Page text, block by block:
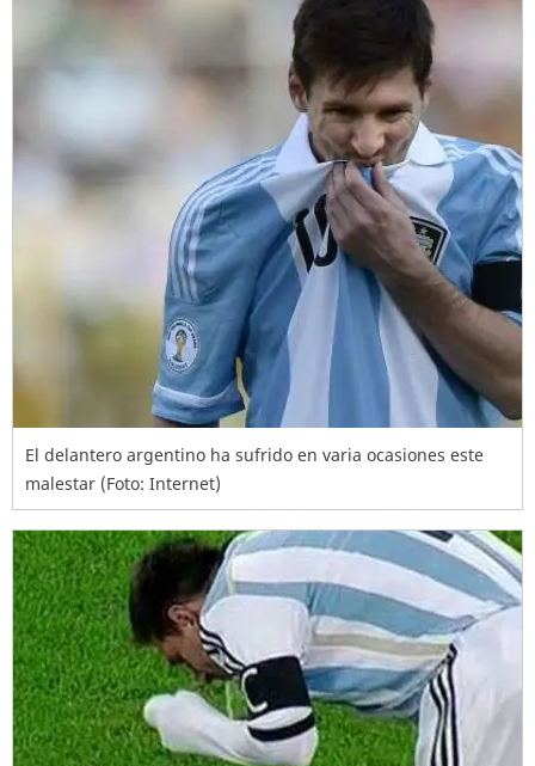
El delantero argentino ha sufrido en varia ocasiones este
malestar (Foto: Internet)